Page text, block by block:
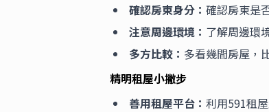
確認房東身分： 確認房東是
注意周邊環境： 了解周邊環
多方比較： 多看幾間房屋，
精明租屋小撇步
善用租屋平台： 利用591租